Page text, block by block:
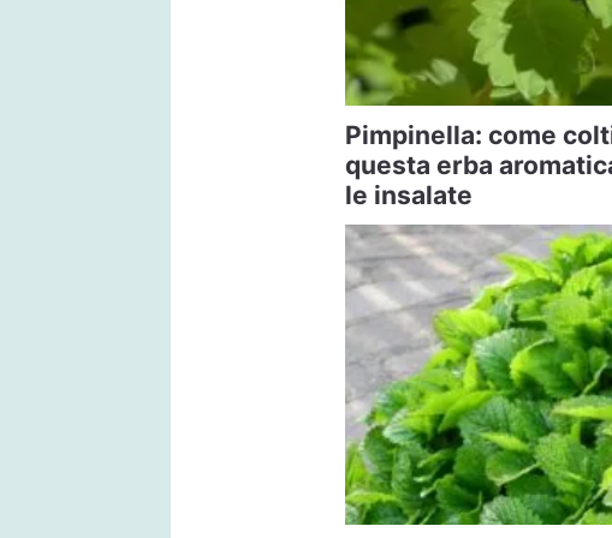
Pimpinella: come
questa erba
le insalate